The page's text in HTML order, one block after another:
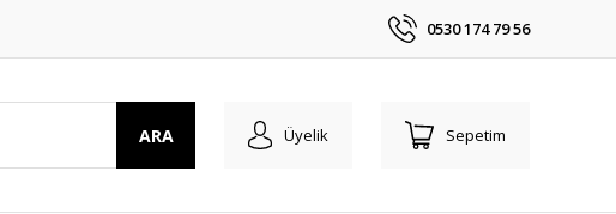
0530 174 79 56
ARA Üyelik Sepetim